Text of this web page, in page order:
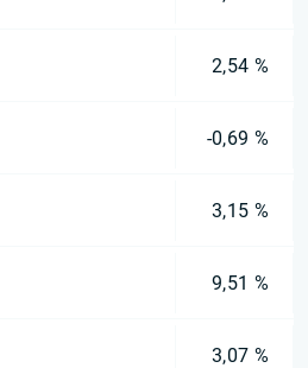
2,54 %
-0,69 %
3,15 %
9,51 %
3,07 %